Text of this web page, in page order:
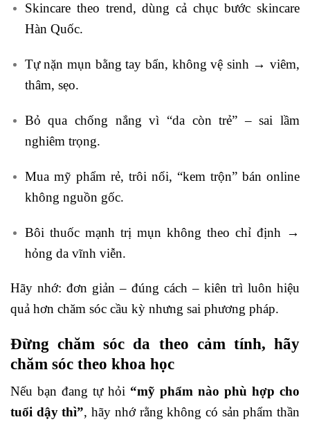
Skincare theo trend, dùng cả chục bước skincare
Hàn Quốc.
Tự nặn mụn bằng tay bẩn, không vệ sinh → viêm,
thâm, sẹo.
Bỏ qua chống nắng vì “da còn trẻ” – sai lầm
nghiêm trọng.
Mua mỹ phẩm rẻ, trôi nổi, “kem trộn” bán online
không nguồn gốc.
Bôi thuốc mạnh trị mụn không theo chỉ định →
hỏng da vĩnh viễn.
Hãy nhớ: đơn giản – đúng cách – kiên trì luôn hiệu
quả hơn chăm sóc cầu kỳ nhưng sai phương pháp.
Đừng chăm sóc da theo cảm tính, hãy
chăm sóc theo khoa học
Nếu bạn đang tự hỏi “mỹ phẩm nào phù hợp cho
tuổi dậy thì”, hãy nhớ rằng không có sản phẩm thần